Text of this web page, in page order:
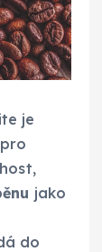
je
jako
do